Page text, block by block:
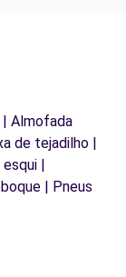
| Almofada
de tejadilho |
|
| Pneus